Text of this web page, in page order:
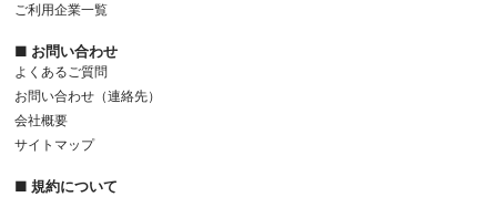
ご利用企業一覧
■ お問い合わせ
よくあるご質問
お問い合わせ（連絡先）
会社概要
サイトマップ
■ 規約について